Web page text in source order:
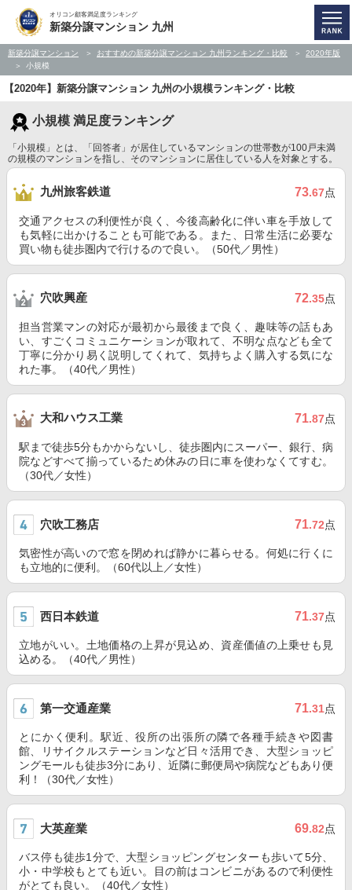
オリコン顧客満足度ランキング
新築分譲マンション 九州
新築分譲マンション おすすめの新築分譲マンション 九州ランキング・比較
2020年版
小規模
【2020年】新築分譲マンション 九州の小規模ランキング・比較
小規模 満足度ランキング
「小規模」とは、「回答者」が居住しているマンションの世帯数が100戸未満
の規模のマンションを指し、そのマンションに居住している人を対象とする。
九州旅客鉄道 73.67点
交通アクセスの利便性が良く、今後高齢化に伴い車を手放して
も気軽に出かけることも可能である。また、日常生活に必要な
買い物も徒歩圏内で行けるので良い。（50代／男性）
穴吹興産 72.35点
担当営業マンの対応が最初から最後まで良く、趣味等の話もあ
い、すごくコミュニケーションが取れて、不明な点なども全て
丁寧に分かり易く説明してくれて、気持ちよく購入する気にな
れた事。（40代／男性）
大和ハウス工業 71.87点
駅まで徒歩5分もかからないし、徒歩圏内にスーパー、銀行、病
院などすべて揃っているため休みの日に車を使わなくてすむ。
（30代／女性）
穴吹工務店 71.72点
気密性が高いので窓を閉めれば静かに暮らせる。何処に行くに
も立地的に便利。（60代以上／女性）
西日本鉄道 71.37点
立地がいい。土地価格の上昇が見込め、資産価値の上乗せも見
込める。（40代／男性）
第一交通産業 71.31点
とにかく便利。駅近、役所の出張所の隣で各種手続きや図書
館、リサイクルステーションなど日々活用でき、大型ショッピ
ングモールも徒歩3分にあり、近隣に郵便局や病院などもあり便
利！（30代／女性）
大英産業 69.82点
バス停も徒歩1分で、大型ショッピングセンターも歩いて5分、
小・中学校もとても近い。目の前はコンビニがあるので利便性
がとても良い。（40代／女性）